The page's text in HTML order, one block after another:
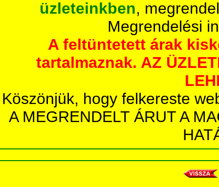
üzleteinkben,
Megrendelési
A feltüntetett árak
tartalmaznak. AZ
Köszönjük, hogy felkereste
A MEGRENDELT ÁRUT A